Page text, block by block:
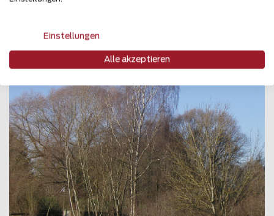
85410 HaagAmper
Einstellungen
Alle akzeptieren